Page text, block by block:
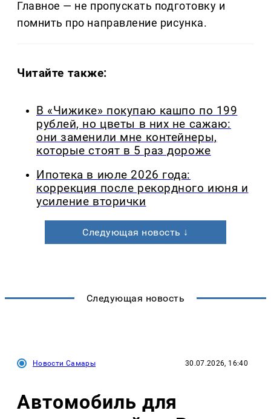
Главное — не пропускать подготовку и
помнить про направление рисунка.
Читайте также:
В «Чижике» покупаю кашпо по 199
рублей, но цветы в них не сажаю:
они заменили мне контейнеры,
которые стоят в 5 раз дороже
Ипотека в июле 2026 года:
коррекция после рекордного июня и
усиление вторички
Следующая новость ↓
Следующая новость
Новости Самары 30.07.2026, 16:40
Автомобиль для